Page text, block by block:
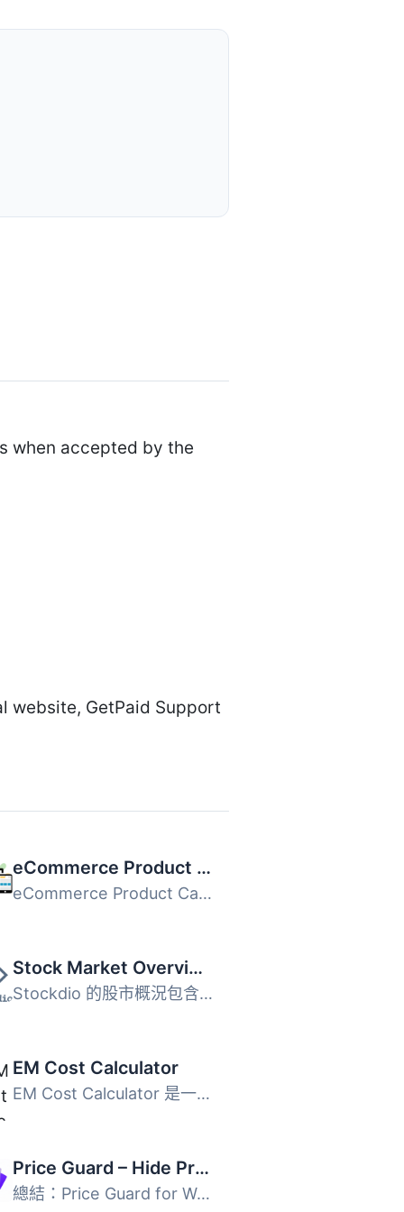
when accepted by the
website, GetPaid Support
eCommerce Product Catalog Plugin for WordPress
eCommerce Product Catalog 是一個美麗、易於使用並且百分之...
Stock Market Overview
Stockdio 的股市概況包含一個外掛和小工具，可提供擺放股票、...
EM Cost Calculator
EM Cost Calculator 是一個動態外掛，讓您可以編輯任何服務、...
Price Guard – Hide Price & Add to Cart for WooCommerce
總結：Price Guard for WooCommerce 是一款讓商店擁有者隱藏...